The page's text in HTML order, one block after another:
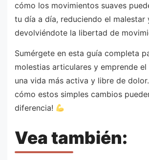
cómo los movimientos suaves
tu día a día, reduciendo el malestar
devolviéndote la libertad de
Sumérgete en esta guía completa
molestias articulares y emprende el
una vida más activa y libre de dolor.
cómo estos simples cambios
diferencia!
Vea también: